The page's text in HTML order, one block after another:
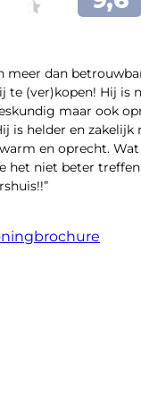
meer dan
te (ver)kopen! Hij is
maar ook
is helder en zakelijk
en oprecht.
het niet beter